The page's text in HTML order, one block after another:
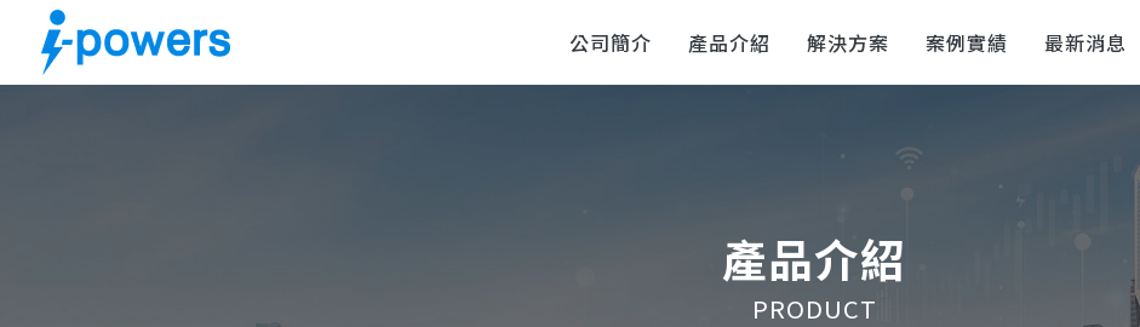
公司簡介 產品介紹 解決方案 案例實績 最新消息
產品介紹
PRODUCT